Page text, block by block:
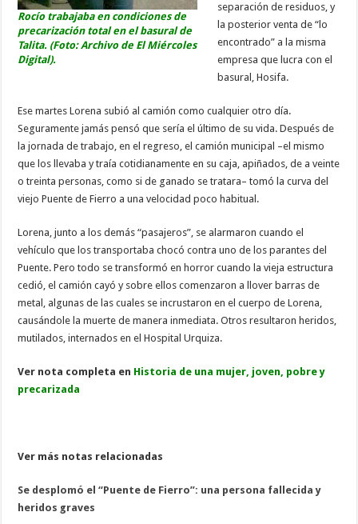
Rocío trabajaba en condiciones de
precarización total en el basural de
Talita. (Foto: Archivo de El Miércoles
Digital).
separación de residuos, y
la posterior venta de “lo
encontrado” a la misma
empresa que lucra con el
basural, Hosifa.
Ese martes Lorena subió al camión como cualquier otro día.
Seguramente jamás pensó que sería el último de su vida. Después de
la jornada de trabajo, en el regreso, el camión municipal –el mismo
que los llevaba y traía cotidianamente en su caja, apiñados, de a veinte
o treinta personas, como si de ganado se tratara– tomó la curva del
viejo Puente de Fierro a una velocidad poco habitual.
Lorena, junto a los demás “pasajeros”, se alarmaron cuando el
vehículo que los transportaba chocó contra uno de los parantes del
Puente. Pero todo se transformó en horror cuando la vieja estructura
cedió, el camión cayó y sobre ellos comenzaron a llover barras de
metal, algunas de las cuales se incrustaron en el cuerpo de Lorena,
causándole la muerte de manera inmediata. Otros resultaron heridos,
mutilados, internados en el Hospital Urquiza.
Ver nota completa en Historia de una mujer, joven, pobre y
precarizada
Ver más notas relacionadas
Se desplomó el “Puente de Fierro”: una persona fallecida y
heridos graves